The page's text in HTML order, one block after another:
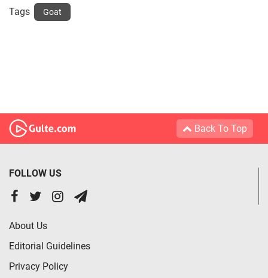
Tags Goat
Back To Top
FOLLOW US
About Us
Editorial Guidelines
Privacy Policy